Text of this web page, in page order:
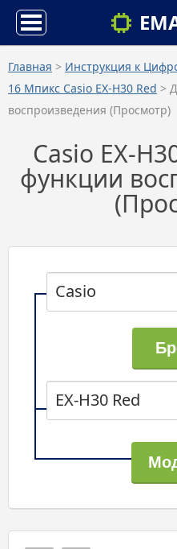
Главная > Инструкция к
16 Мпикс Casio EX-H30 Red >
воспроизведения (Просмотр)
Casio EX-
функции
Casio
EX-H30 Red